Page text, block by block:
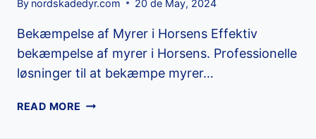
By nordskadedyr.com 20 de May, 2024
Bekæmpelse af Myrer i Horsens Effektiv
bekæmpelse af myrer i Horsens. Professionelle
løsninger til at bekæmpe myrer…
READ MORE BEKÆMPELSE